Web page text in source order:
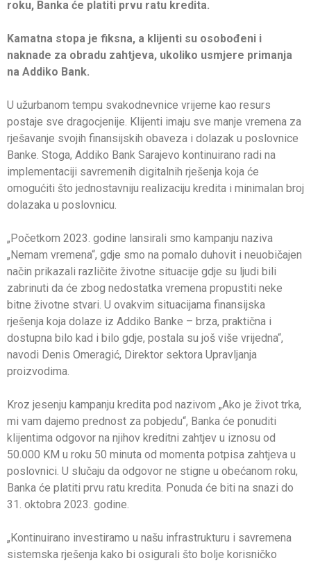
roku, Banka će platiti prvu ratu kredita.
Kamatna stopa je fiksna, a klijenti su osobođeni i
naknade za obradu zahtjeva, ukoliko usmjere primanja
na Addiko Bank.
U užurbanom tempu svakodnevnice vrijeme kao resurs
postaje sve dragocjenije. Klijenti imaju sve manje vremena za
rješavanje svojih finansijskih obaveza i dolazak u poslovnice
Banke. Stoga, Addiko Bank Sarajevo kontinuirano radi na
implementaciji savremenih digitalnih rješenja koja će
omogućiti što jednostavniju realizaciju kredita i minimalan broj
dolazaka u poslovnicu.
„Početkom 2023. godine lansirali smo kampanju naziva
„Nemam vremena“, gdje smo na pomalo duhovit i neuobičajen
način prikazali različite životne situacije gdje su ljudi bili
zabrinuti da će zbog nedostatka vremena propustiti neke
bitne životne stvari. U ovakvim situacijama finansijska
rješenja koja dolaze iz Addiko Banke – brza, praktična i
dostupna bilo kad i bilo gdje, postala su još više vrijedna“,
navodi Denis Omeragić, Direktor sektora Upravljanja
proizvodima.
Kroz jesenju kampanju kredita pod nazivom „Ako je život trka,
mi vam dajemo prednost za pobjedu“, Banka će ponuditi
klijentima odgovor na njihov kreditni zahtjev u iznosu od
50.000 KM u roku 50 minuta od momenta potpisa zahtjeva u
poslovnici. U slučaju da odgovor ne stigne u obećanom roku,
Banka će platiti prvu ratu kredita. Ponuda će biti na snazi do
31. oktobra 2023. godine.
„Kontinuirano investiramo u našu infrastrukturu i savremena
sistemska rješenja kako bi osigurali što bolje korisničko